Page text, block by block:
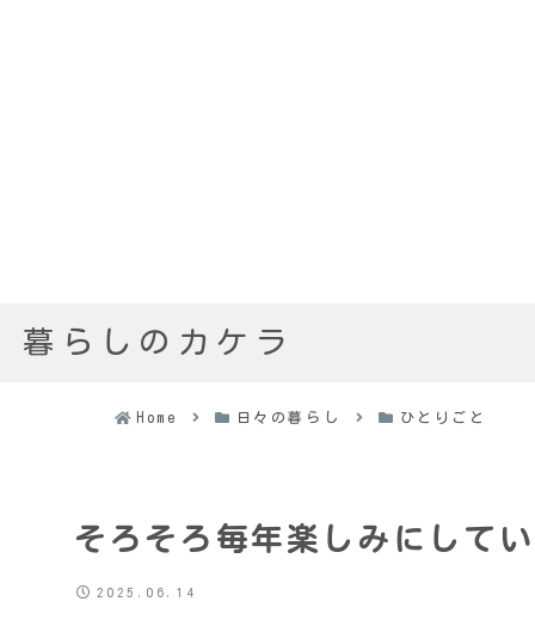
暮らしのカケラ
Home 日々の暮らし ひとりごと
そろそろ毎年楽しみにして
2025.06.14